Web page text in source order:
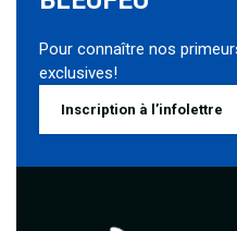
Pour connaître nos
exclusives!
Inscription à l’infolettre